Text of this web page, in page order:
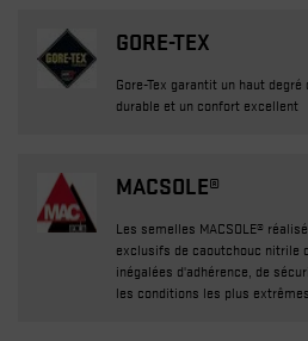
GORE-TEX
Gore-Tex garantit un haut
durable et un confort excellent
MACSOLE®
Les semelles MACSOLE®
exclusifs de caoutchouc nitrile
inégalées d'adhérence, de
les conditions les plus extrêmes